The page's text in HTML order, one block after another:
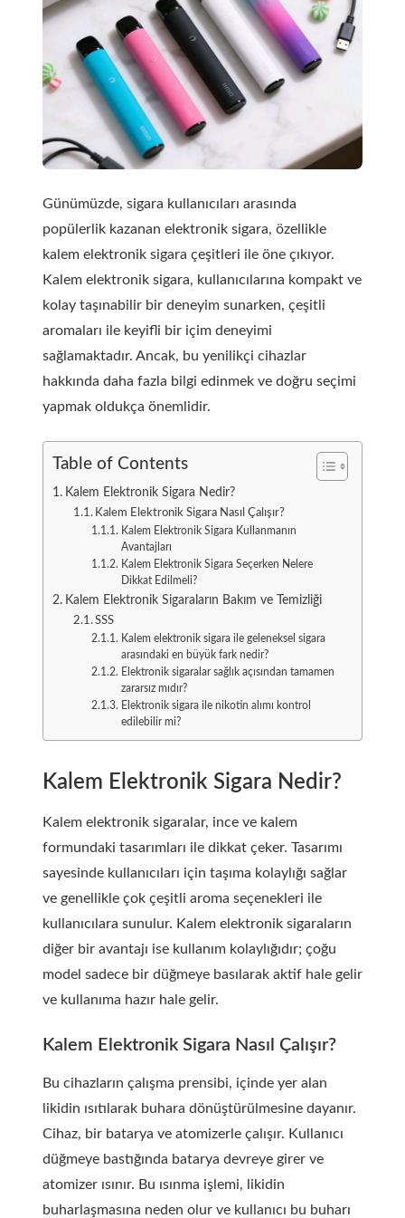
Günümüzde, sigara kullanıcıları arasında
popülerlik kazanan elektronik sigara, özellikle
kalem elektronik sigara çeşitleri ile öne çıkıyor.
Kalem elektronik sigara, kullanıcılarına kompakt ve
kolay taşınabilir bir deneyim sunarken, çeşitli
aromaları ile keyifli bir içim deneyimi
sağlamaktadır. Ancak, bu yenilikçi cihazlar
hakkında daha fazla bilgi edinmek ve doğru seçimi
yapmak oldukça önemlidir.
Table of Contents
Kalem Elektronik Sigara Nedir?
Kalem Elektronik Sigara Nasıl Çalışır?
Kalem Elektronik Sigara Kullanmanın
Avantajları
Kalem Elektronik Sigara Seçerken Nelere
Dikkat Edilmeli?
Kalem Elektronik Sigaraların Bakım ve Temizliği
SSS
Kalem elektronik sigara ile geleneksel sigara
arasındaki en büyük fark nedir?
Elektronik sigaralar sağlık açısından tamamen
zararsız mıdır?
Elektronik sigara ile nikotin alımı kontrol
edilebilir mi?
Kalem Elektronik Sigara Nedir?
Kalem elektronik sigaralar, ince ve kalem
formundaki tasarımları ile dikkat çeker. Tasarımı
sayesinde kullanıcıları için taşıma kolaylığı sağlar
ve genellikle çok çeşitli aroma seçenekleri ile
kullanıcılara sunulur. Kalem elektronik sigaraların
diğer bir avantajı ise kullanım kolaylığıdır; çoğu
model sadece bir düğmeye basılarak aktif hale gelir
ve kullanıma hazır hale gelir.
Kalem Elektronik Sigara Nasıl Çalışır?
Bu cihazların çalışma prensibi, içinde yer alan
likidin ısıtılarak buhara dönüştürülmesine dayanır.
Cihaz, bir batarya ve atomizerle çalışır. Kullanıcı
düğmeye bastığında batarya devreye girer ve
atomizer ısınır. Bu ısınma işlemi, likidin
buharlaşmasına neden olur ve kullanıcı bu buharı